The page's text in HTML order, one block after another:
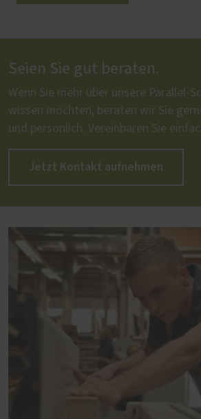
Seien Sie gut beraten.
Wenn Sie mehr über unsere Parallel-
wissen möchten, beraten wir Sie
und persönlich. Vereinbaren Sie
Jetzt Kontakt aufnehmen